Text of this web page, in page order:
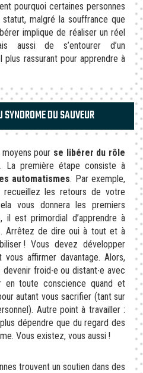
pourquoi certaines personnes
malgré la souffrance que
implique de réaliser un réel
aussi de s’entourer d’un
plus rassurant pour apprendre à
SYNDROME DU SAUVEUR
pour se libérer du rôle
. La première étape consiste à
automatismes. Par exemple,
les retours de votre
vous donnera les premiers
il est primordial d’apprendre à
. Arrêtez de dire oui à tout et à
! Vous devez développer
affirmer davantage. Alors,
froid∙e ou distant∙e avec
en toute conscience quand et
autant vous sacrifier (tant sur
Autre point à travailler :
dépendre que du regard des
Vous existez, vous aussi !
trouvent un soutien dans des